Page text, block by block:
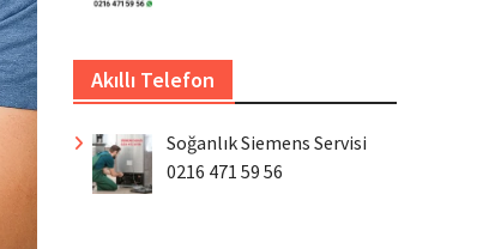
Akıllı Telefon
Soğanlık Siemens Servisi
0216 471 59 56